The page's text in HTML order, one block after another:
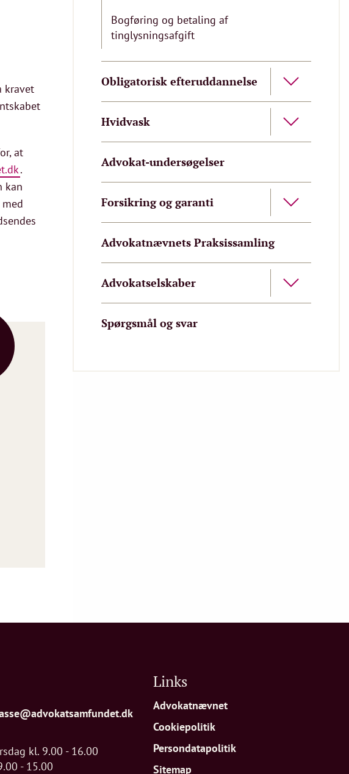
kravet
at
.
kan
Bogføring og betaling af
tinglysningsafgift
Obligatorisk efteruddannelse
Hvidvask
Advokat-undersøgelser
Forsikring og garanti
Advokatnævnets Praksissamling
Advokatselskaber
Spørgsmål og svar
kl. 9.00 - 16.00
- 15.00
Links
Advokatnævnet
Cookiepolitik
Persondatapolitik
Sitemap